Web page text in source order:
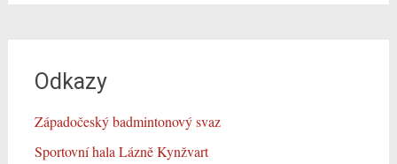
Odkazy
Západočeský badmintonový svaz
Sportovní hala Lázně Kynžvart